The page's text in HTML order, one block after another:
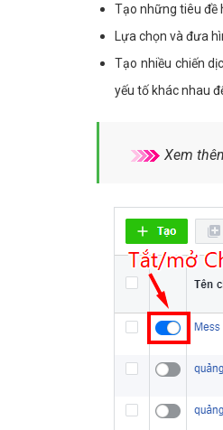
Tạo những tiêu đề
Lựa chọn và đưa
Tạo nhiều chiến
yếu tố khác nhau
Xem